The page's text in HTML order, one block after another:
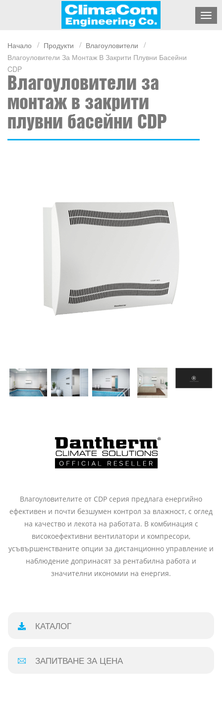
Начало Продукти
Влагоуловители
Влагоуловители За Монтаж В Закрити Плувни Басейни
CDP
Влагоуловители за
монтаж в закрити
плувни басейни CDP
Влагоуловителите от CDP серия предлага енергийно
ефективен и почти безшумен контрол за влажност, с оглед
на качество и лекота на работата. В комбинация с
високоефективни вентилатори и компресори,
усъвършенстваните опции за дистанционно управление и
наблюдение допринасят за рентабилна работа и
значителни икономии на енергия.
КАТАЛОГ
ЗАПИТВАНЕ ЗА ЦЕНА